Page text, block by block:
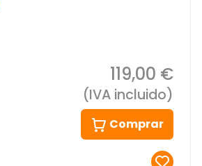
119,00 €
(IVA incluido)
Comprar